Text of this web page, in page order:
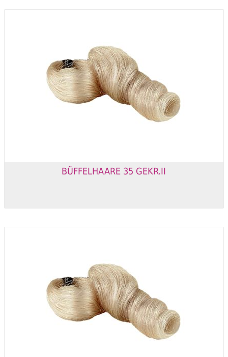
BÜFFELHAARE 35 GEKR.II